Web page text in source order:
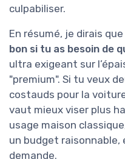
culpabiliser.
En résumé, je dirais
bon si tu as besoin de
ultra exigeant sur
"premium". Si tu veux
costauds pour la
vaut mieux viser plus
usage maison
un budget raisonnable,
demande.